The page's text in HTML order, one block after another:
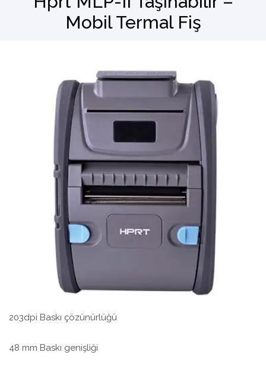
Barkod OkuyucuMobil Termal Fiş
203dpi Baskı çözünürlüğü
48 mm Baskı genişliği